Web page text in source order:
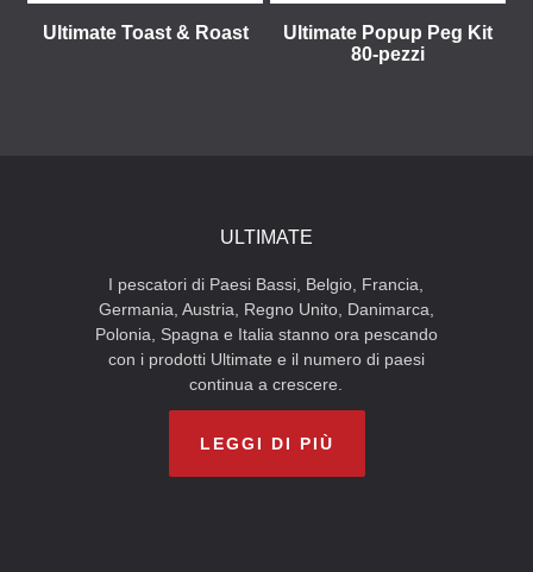
Ultimate Toast & Roast
Ultimate Popup Peg Kit
80-pezzi
ULTIMATE
I pescatori di Paesi Bassi, Belgio, Francia,
Germania, Austria, Regno Unito, Danimarca,
Polonia, Spagna e Italia stanno ora pescando
con i prodotti Ultimate e il numero di paesi
continua a crescere.
LEGGI DI PIÙ